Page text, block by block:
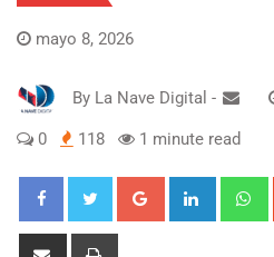
mayo 8, 2026
By La Nave Digital -
0 118 1 minute read
Google+ LinkedIn
Share